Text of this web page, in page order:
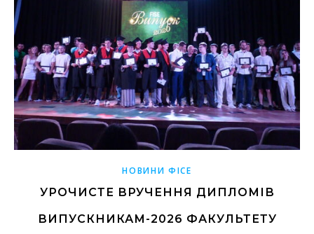
НОВИНИ ФІСЕ
УРОЧИСТЕ ВРУЧЕННЯ ДИПЛОМІВ
ВИПУСКНИКАМ-2026 ФАКУЛЬТЕТУ